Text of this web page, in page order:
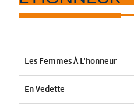
Les Femmes À L'honneur
En Vedette